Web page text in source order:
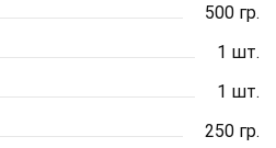
500 гр.
1 шт.
1 шт.
250 гр.